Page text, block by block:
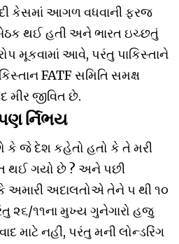
કેસમાં આગળ વધવાની ફરજ
થઈ હતી અને ભારત ઇચ્છતું
મૂકવામાં આવે, પરંતુ પાકિસ્તાને
FATF સમિતિ સમક્ષ
જીવિત છે.
ર્નિભય
કે જે દેશ કહેતો હતો કે તે મરી
થઈ ગયો છે ? અને પછી
અમારી અદાલતોએ તેને ૫ થી ૧૦
૨૬/૧૧ના મુખ્ય ગુનેગારો હજુ
માટે નહીં, પરંતુ મની લોન્ડરિંગ